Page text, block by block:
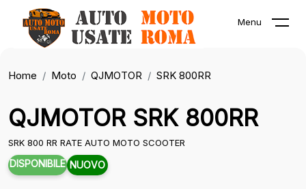
Menu
Home Moto QJMOTOR SRK 800RR
QJMOTOR SRK 800RR
SRK 800 RR RATE AUTO MOTO SCOOTER
DISPONIBILE NUOVO